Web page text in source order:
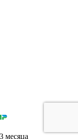
месяца